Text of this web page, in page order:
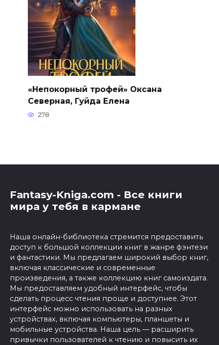
«Непокорный трофей» Оксана
Северная, Гуйда Елена
278
Fantasy-Kniga.com - Все книги
мира у тебя в кармане
Наша онлайн-библиотека стремится предоставить
доступ к большой коллекции книг в жанре фэнтези
и фантастики. Мы предлагаем широкий выбор книг,
включая классические и современные
произведения, а также коллекцию книг самоиздата.
Мы предоставляем удобный интерфейс, чтобы
сделать процесс чтения проще и доступнее. Этот
интерфейс можно использовать на разных
устройствах, включая компьютеры, планшеты и
мобильные устройства. Наша цель — расширить
привычки пользователей к чтению и повысить их